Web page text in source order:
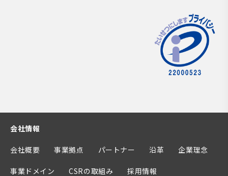
会社情報
会社概要 事業拠点 パートナー 沿革 企業理念
事業ドメイン CSRの取組み 採用情報